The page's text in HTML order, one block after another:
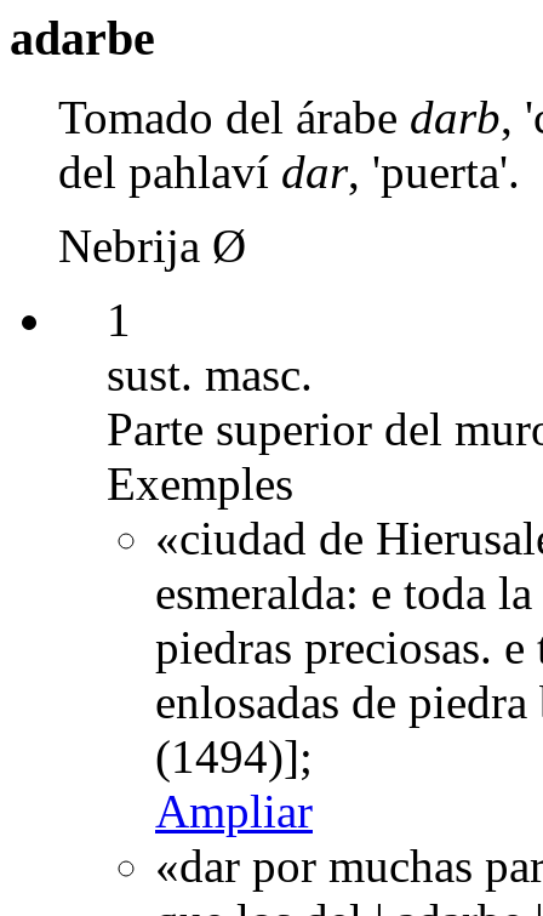
adarbe
Tomado del árabe darb,
del pahlaví dar, 'puerta'.
Nebrija Ø
1
sust. masc.
Parte superior del
Exemples
«ciudad de
esmeralda: e toda
piedras preciosas. e
enlosadas de
(1494)];
Ampliar
«dar por muchas